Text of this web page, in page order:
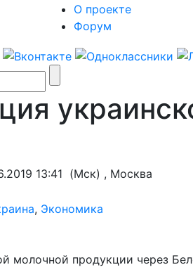
О проекте
Форум
13:41 (Мск) , Москва
, Экономика
молочной продукции через